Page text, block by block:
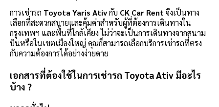
การเช่ารถ Toyota Yaris Ativกับ CK Car Rent จึงเป็นทาง
เลือกที่สะดวกสบายและคุ้มค่าสำหรับผู้ที่ต้องการเดินทางใน
กรุงเทพฯ และพื้นที่ใกล้เคียง ไม่ว่าจะเป็นการเดินทางจากสนาม
บินหรือในเขตเมืองใหญ่ คุณก็สามารถเลือกบริการเช่ารถที่ตรง
กับความต้องการได้อย่างง่ายดาย
เอกสารที่ต้องใช้ในการเช่ารถ Toyota Ativ มีอะไร
บ้าง ?